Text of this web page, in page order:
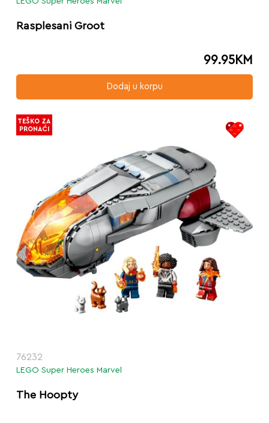
Rasplesani Groot
99.95KM
Dodaj u korpu
76232
LEGO Super Heroes Marvel
The Hoopty
TEŠKO ZA
PRONAĆI